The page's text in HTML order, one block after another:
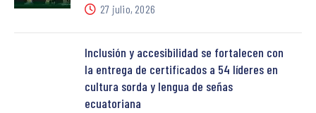
27 julio, 2026
Inclusión y accesibilidad se fortalecen con
la entrega de certificados a 54 líderes en
cultura sorda y lengua de señas
ecuatoriana